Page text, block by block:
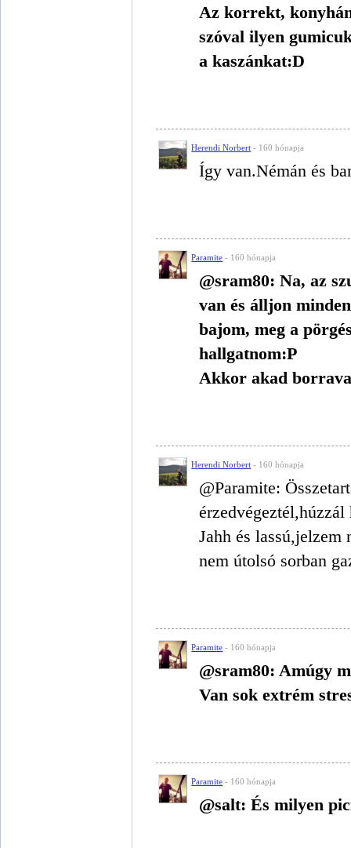
Az korrekt,
szóval ilyen
a kaszánkat:D
Herendi Norbert - 160 hónapja
Így van.Némán és
Paramite - 160 hónapja
@sram80: Na, az
van és álljon
bajom, meg a
hallgatnom:P
Akkor akad
Herendi Norbert - 160 hónapja
@Paramite:
Jahh és lassú,jelzem
nem útolsó sorban
Paramite - 160 hónapja
@sram80: Amúgy
Van sok extrém
Paramite - 160 hónapja
@salt: És milyen